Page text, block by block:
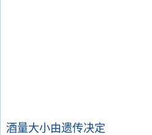
酒量大小由遗传决定